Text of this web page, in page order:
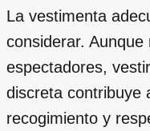
La vestimenta
considerar.
espectadores,
discreta contribuye
recogimiento y